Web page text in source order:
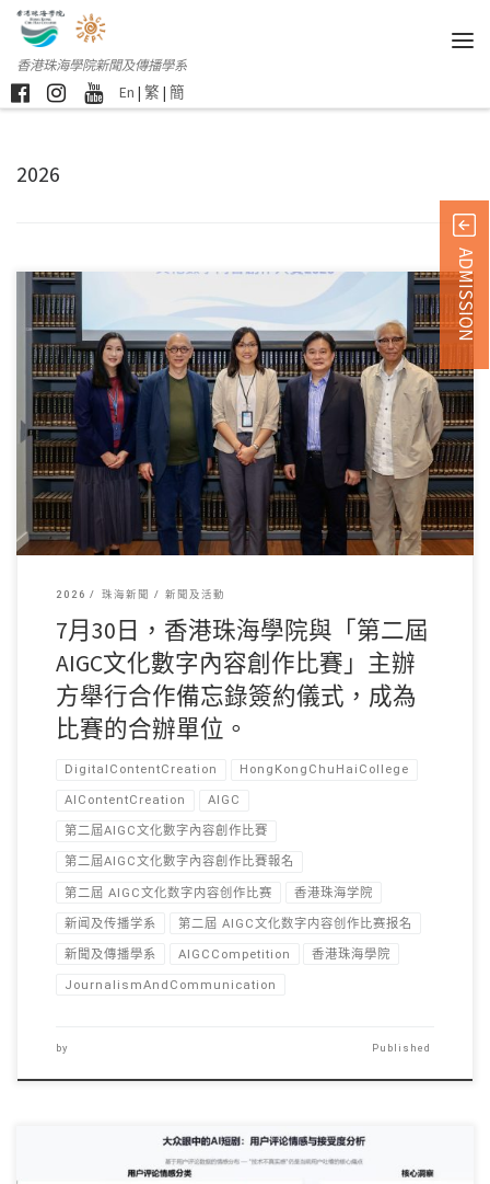
香港珠海學院新聞及傳播學系
En | 繁 | 簡
2026
香港珠海學院7月30 […]
2026 珠海新聞 新聞及活動
7月30日，香港珠海學院與「第二屆
AIGC文化數字內容創作比賽」主辦
方舉行合作備忘錄簽約儀式，成為
比賽的合辦單位。
DigitalContentCreation HongKongChuHaiCollege
AIContentCreation AIGC
第二屆AIGC文化數字內容創作比賽
第二屆AIGC文化數字內容創作比賽報名
第二屆 AIGC文化数字内容创作比赛 香港珠海学院
新闻及传播学系 第二屆 AIGC文化数字内容创作比赛报名
新聞及傳播學系 AIGCCompetition 香港珠海學院
JournalismAndCommunication
by Published
ADMISSION